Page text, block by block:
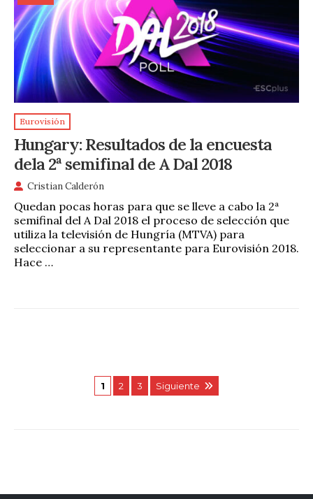
Eurovisión
Hungary: Resultados de la encuesta
dela 2ª semifinal de A Dal 2018
Cristian Calderón
Quedan pocas horas para que se lleve a cabo la 2ª
semifinal del A Dal 2018 el proceso de selección que
utiliza la televisión de Hungría (MTVA) para
seleccionar a su representante para Eurovisión 2018.
Hace …
1 2 3 Siguiente